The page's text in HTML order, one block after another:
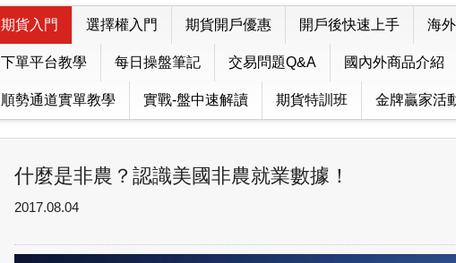
期貨入門 選擇權入門 期貨開戶優惠 開戶後快速上手 海
下單平台教學 每日操盤筆記 交易問題Q&A 國內外商品介紹
順勢通道實單教學 實戰-盤中速解讀 期貨特訓班 金牌贏家活
什麼是非農？認識美國非農就業數據！
2017.08.04